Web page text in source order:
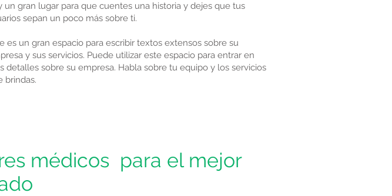
un gran lugar para que cuentes una historia y dejes que tus
sepan un poco más sobre ti.
es un gran espacio para escribir textos extensos sobre su
y sus servicios. Puede utilizar este espacio para entrar en
detalles sobre su empresa. Habla sobre tu equipo y los servicios
brindas.
médicos para el mejor